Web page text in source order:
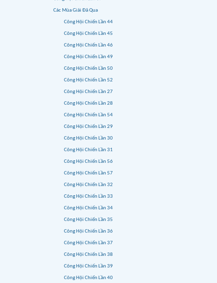
Các Mùa Giải Đã Qua
Công Hội Chiến Lần 44
Công Hội Chiến Lần 45
Công Hội Chiến Lần 46
Công Hội Chiến Lần 49
Công Hội Chiến Lần 50
Công Hội Chiến Lần 52
Công Hội Chiến Lần 27
Công Hội Chiến Lần 28
Công Hội Chiến Lần 54
Công Hội Chiến Lần 29
Công Hội Chiến Lần 30
Công Hội Chiến Lần 31
Công Hội Chiến Lần 56
Công Hội Chiến Lần 57
Công Hội Chiến Lần 32
Công Hội Chiến Lần 33
Công Hội Chiến Lần 34
Công Hội Chiến Lần 35
Công Hội Chiến Lần 36
Công Hội Chiến Lần 37
Công Hội Chiến Lần 38
Công Hội Chiến Lần 39
Công Hội Chiến Lần 40